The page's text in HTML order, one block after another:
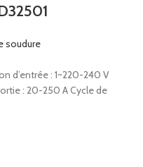
soudure
d’entrée : 1~220-240 V
: 20-250 A Cycle de